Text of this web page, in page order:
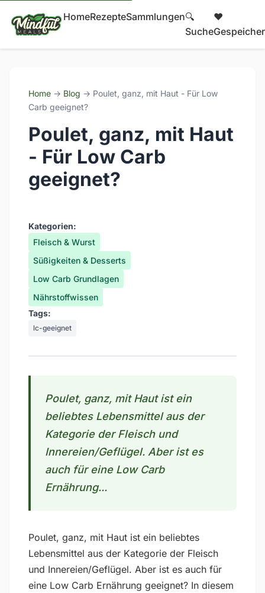
HomeRezepteSammlungen🔍
Suche
❤️
Home → Blog → Poulet, ganz, mit Haut - Für Low
Carb geeignet?
Poulet, ganz, mit Haut
- Für Low Carb
geeignet?
Kategorien:
Fleisch & Wurst
Süßigkeiten & Desserts
Low Carb Grundlagen
Nährstoffwissen
Tags:
lc-geeignet
Poulet, ganz, mit Haut ist ein
beliebtes Lebensmittel aus der
Kategorie der Fleisch und
Innereien/Geflügel. Aber ist es
auch für eine Low Carb
Ernährung...
Poulet, ganz, mit Haut ist ein beliebtes
Lebensmittel aus der Kategorie der Fleisch
und Innereien/Geflügel. Aber ist es auch für
eine Low Carb Ernährung geeignet? In diesem